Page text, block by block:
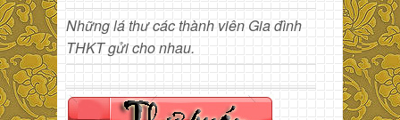
Những lá thư các thành viên Gia đình
THKT gửi cho nhau.